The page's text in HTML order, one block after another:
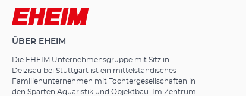
ÜBER EHEIM
Die EHEIM Unternehmensgruppe mit Sitz in
Deizisau bei Stuttgart ist ein mittelständisches
Familienunternehmen mit Tochtergesellschaften in
den Sparten Aquaristik und Objektbau. Im Zentrum